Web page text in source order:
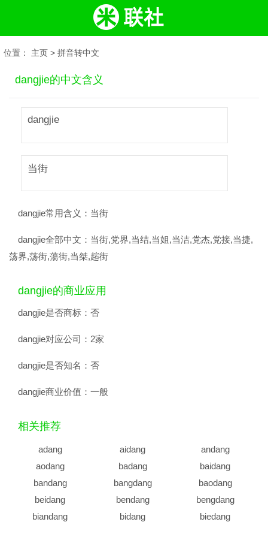
位置： 主页 > 拼音转中文
dangjie的中文含义
dangjie
当街
dangjie常用含义： 当街
dangjie全部中文： 当街,党界,当结,当姐,当洁,党杰,党接,当捷,
荡界,荡街,蕩街,当桀,趤街
dangjie的商业应用
dangjie是否商标： 否
dangjie对应公司： 2家
dangjie是否知名： 否
dangjie商业价值： 一般
相关推荐
adang aidang
andang
aodang
badang
baidang
bandang
bangdang
baodang
beidang
bendang
bengdang
biandang
bidang
biedang